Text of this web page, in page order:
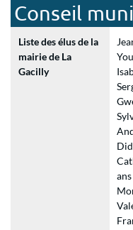
Conseil
Liste des élus de la
mairie de La
Gacilly
ans